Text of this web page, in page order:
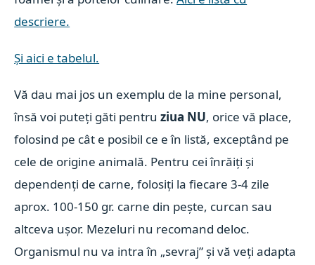
descriere.
Și aici e tabelul.
Vă dau mai jos un exemplu de la mine personal,
însă voi puteți găti pentruziua NU, orice vă place,
folosind pe cât e posibil ce e în listă, exceptând pe
cele de origine animală. Pentru cei înrăiți și
dependenți de carne, folosiți la fiecare 3-4 zile
aprox. 100-150 gr. carne din pește, curcan sau
altceva ușor. Mezeluri nu recomand deloc.
Organismul nu va intra în „sevraj” și vă veți adapta